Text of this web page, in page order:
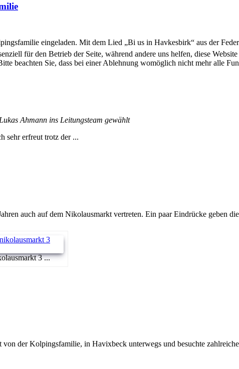
eingeladen. Mit dem Lied „Bi us in Havkesbirk“ aus der
Ahmann ins Leitungsteam gewählt
sehr erfreut trotz der ...
auch auf dem Nikolausmarkt vertreten. Ein paar Eindrücke geben
3 ...
der Kolpingsfamilie, in Havixbeck unterwegs und besuchte
für den Betrieb der Seite, während andere uns helfen, diese
beachten Sie, dass bei einer Ablehnung womöglich nicht mehr alle